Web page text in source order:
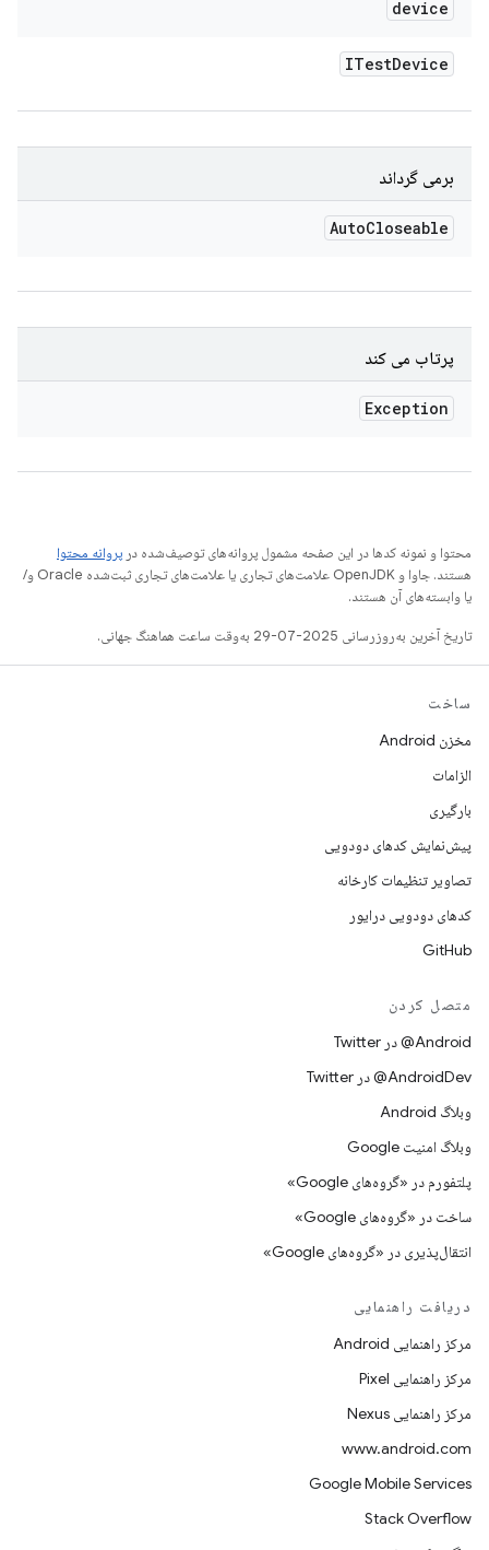
device
ITestDevice
برمی گرداند
AutoCloseable
پرتاب می کند
Exception
محتوا و نمونه کدها در این صفحه مشمول پروانه‌های توصیف‌شده در پروانه محتوا
هستند. جاوا و OpenJDK علامت‌های تجاری یا علامت‌های تجاری ثبت‌شده Oracle و/
یا وابسته‌های آن هستند.
تاریخ آخرین به‌روزرسانی 2025-07-29 به‌وقت ساعت هماهنگ جهانی.
ساخت
مخزن Android
الزامات
بارگیری
پیش‌نمایش کدهای دودویی
تصاویر تنظیمات کارخانه
کدهای دودویی درایور
GitHub
متصل کردن
Android@ در Twitter
AndroidDev@ در Twitter
وبلاگ Android
وبلاگ امنیت Google
پلتفورم در «گروه‌های Google»
ساخت در «گروه‌های Google»
انتقال‌پذیری در «گروه‌های Google»
دریافت راهنمایی
مرکز راهنمایی Android
مرکز راهنمایی Pixel
مرکز راهنمایی Nexus
www.android.com
Google Mobile Services
Stack Overflow